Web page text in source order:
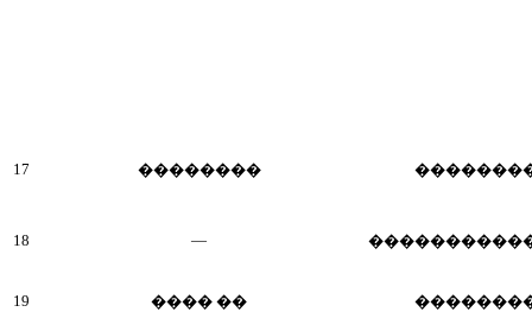
17 ��������
18 —
19 ���� ��